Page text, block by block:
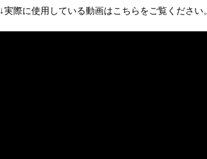
↓実際に使用している動画はこちらをご覧ください。